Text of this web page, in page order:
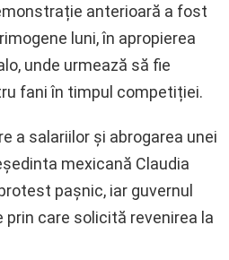
anterioară a fost
luni, în apropierea
unde urmează să fie
fani în timpul competiției.
a salariilor și abrogarea unei
mexicană Claudia
pașnic, iar guvernul
prin care solicită revenirea la